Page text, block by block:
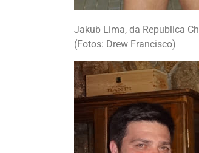
Jakub Lima, da Republica
(Fotos: Drew Francisco)